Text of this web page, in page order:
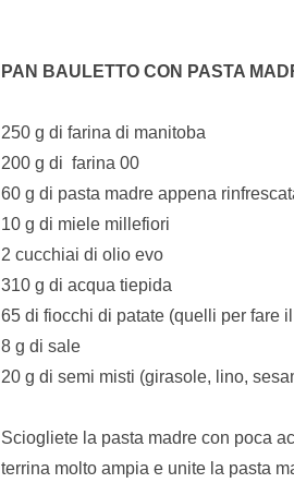
PAN BAULETTO CON PASTA
250 g di farina di manitoba
200 g di farina 00
60 g di pasta madre appena
10 g di miele millefiori
2 cucchiai di olio evo
310 g di acqua tiepida
65 di fiocchi di patate (quelli per fare
8 g di sale
20 g di semi misti (girasole, lino,
Sciogliete la pasta madre con poca
terrina molto ampia e unite la pasta